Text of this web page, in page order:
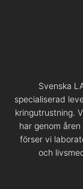
Svenska
specialiserad
kringutrustning.
har genom
förser vi
och